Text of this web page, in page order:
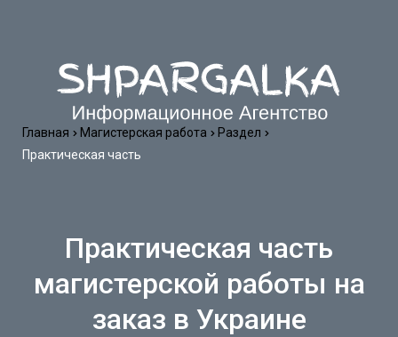
Практическая часть
магистерской работы на
заказ в Украине
Главная Магистерская работа
Раздел
Практическая часть